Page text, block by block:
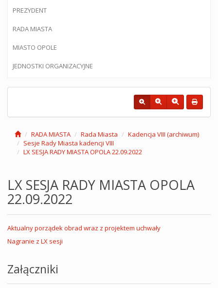
PREZYDENT
RADA MIASTA
MIASTO OPOLE
JEDNOSTKI ORGANIZACYJNE
RADA MIASTA Rada Miasta
Kadencja VIII (archiwum)
Sesje Rady Miasta kadencji VIII
LX SESJA RADY MIASTA OPOLA 22.09.2022
LX SESJA RADY MIASTA OPOLA
22.09.2022
Aktualny porządek obrad wraz z projektem uchwały
Nagranie z LX sesji
Załączniki